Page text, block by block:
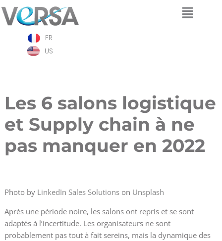
Aller
contenu
FR
US
Les 6 salons logistique
et Supply chain à ne
pas manquer en 2022
Photo by LinkedIn Sales Solutionson Unsplash
Après une période noire, les salons ont repris et se sont
adaptés à l’incertitude. Les organisateurs ne sont
probablement pas tout à fait sereins, mais la dynamique des